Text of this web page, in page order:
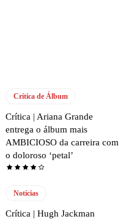
Crítica de Álbum
Crítica | Ariana Grande
entrega o álbum mais
AMBICIOSO da carreira com
o doloroso ‘petal’
Notícias
Crítica | Hugh Jackman